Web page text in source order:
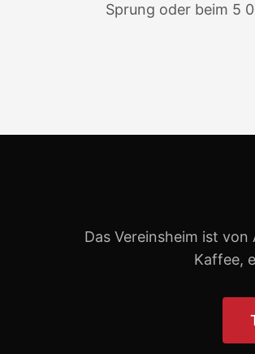
Sprung oder beim 5
Das Vereinsheim ist
Kaffee,